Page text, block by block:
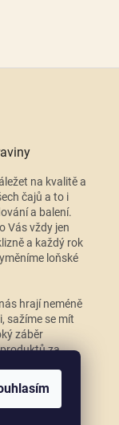
na kvalitě a
čajů a to i
a balení.
Vás vždy jen
a každý rok
loňské
hrají neméně
sažíme se mít
záběr
za